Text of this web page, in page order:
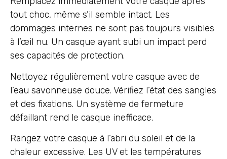
tout choc, même s’il semble intact. Les
dommages internes ne sont pas toujours visibles
à l’œil nu. Un casque ayant subi un impact perd
ses capacités de protection.
Nettoyez régulièrement votre casque avec de
l’eau savonneuse douce. Vérifiez l’état des sangles
et des fixations. Un système de fermeture
défaillant rend le casque inefficace.
Rangez votre casque à l’abri du soleil et de la
chaleur excessive. Les UV et les températures